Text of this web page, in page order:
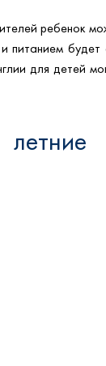
ребенок
для детей